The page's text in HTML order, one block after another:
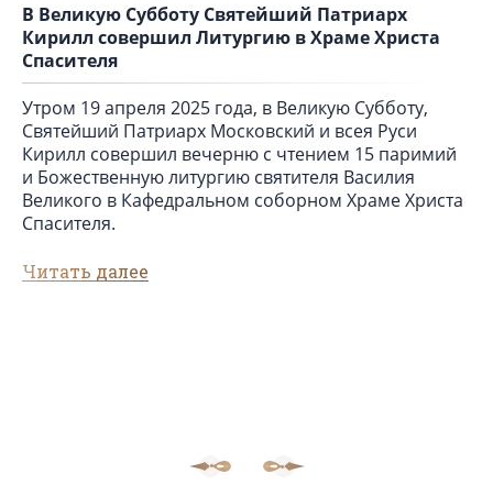
В Великую Субботу Святейший Патриарх
Кирилл совершил Литургию в Храме Христа
Спасителя
Утром 19 апреля 2025 года, в Великую Субботу,
Святейший Патриарх Московский и всея Руси
Кирилл совершил вечерню с чтением 15 паримий
и Божественную литургию святителя Василия
Великого в Кафедральном соборном Храме Христа
Спасителя.
Читать далее